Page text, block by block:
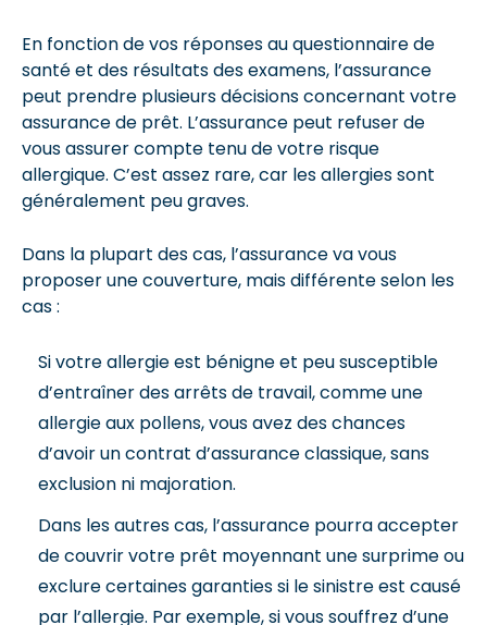
En fonction de vos réponses au questionnaire de
santé et des résultats des examens, l’assurance
peut prendre plusieurs décisions concernant votre
assurance de prêt. L’assurance peut refuser de
vous assurer compte tenu de votre risque
allergique. C’est assez rare, car les allergies sont
généralement peu graves.
Dans la plupart des cas, l’assurance va vous
proposer une couverture, mais différente selon les
cas :
Si votre allergie est bénigne et peu susceptible
d’entraîner des arrêts de travail, comme une
allergie aux pollens, vous avez des chances
d’avoir un contrat d’assurance classique, sans
exclusion ni majoration.
Dans les autres cas, l’assurance pourra accepter
de couvrir votre prêt moyennant une surprime ou
exclure certaines garanties si le sinistre est causé
par l’allergie. Par exemple, si vous souffrez d’une